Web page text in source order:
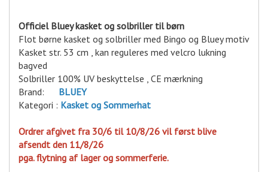
Officiel Bluey kasket og solbriller til børn
Flot børne kasket og solbriller med Bingo og Bluey motiv
Kasket str. 53 cm , kan reguleres med velcro lukning
bagved
Solbriller 100% UV beskyttelse , CE mærkning
Brand: BLUEY
Kategori : Kasket og Sommerhat
Ordrer afgivet fra 30/6 til 10/8/26 vil først blive
afsendt den 11/8/26
pga. flytning af lager og sommerferie.